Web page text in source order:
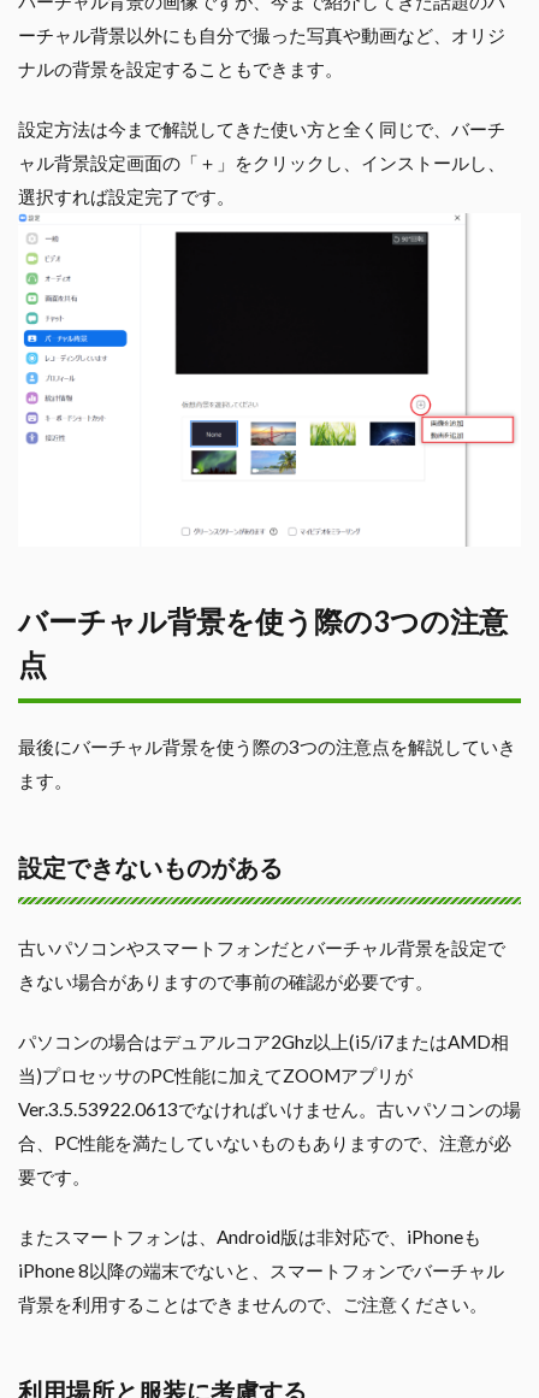
ーチャル背景以外にも自分で撮った写真や動画など、オリジ
ナルの背景を設定することもできます。
設定方法は今まで解説してきた使い方と全く同じで、バーチ
ャル背景設定画面の「＋」をクリックし、インストールし、
選択すれば設定完了です。
バーチャル背景を使う際の3つの注意
点
最後にバーチャル背景を使う際の3つの注意点を解説していき
ます。
設定できないものがある
古いパソコンやスマートフォンだとバーチャル背景を設定で
きない場合がありますので事前の確認が必要です。
パソコンの場合はデュアルコア2Ghz以上(i5/i7またはAMD相
当)プロセッサのPC性能に加えてZOOMアプリが
Ver.3.5.53922.0613でなければいけません。古いパソコンの場
合、PC性能を満たしていないものもありますので、注意が必
要です。
またスマートフォンは、Android版は非対応で、iPhoneも
iPhone 8以降の端末でないと、スマートフォンでバーチャル
背景を利用することはできませんので、ご注意ください。
利用場所と服装に考慮する